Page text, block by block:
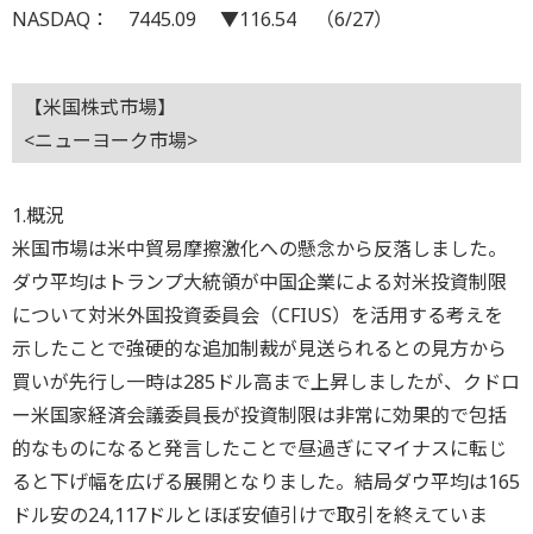
NASDAQ： 7445.09 ▼116.54 （6/27）
【米国株式市場】
<ニューヨーク市場>
1.概況
米国市場は米中貿易摩擦激化への懸念から反落しました。
ダウ平均はトランプ大統領が中国企業による対米投資制限
について対米外国投資委員会（CFIUS）を活用する考えを
示したことで強硬的な追加制裁が見送られるとの見方から
買いが先行し一時は285ドル高まで上昇しましたが、クドロ
ー米国家経済会議委員長が投資制限は非常に効果的で包括
的なものになると発言したことで昼過ぎにマイナスに転じ
ると下げ幅を広げる展開となりました。結局ダウ平均は165
ドル安の24,117ドルとほぼ安値引けで取引を終えていま